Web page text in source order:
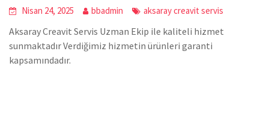
Nisan 24, 2025 bbadmin aksaray creavit servis
Aksaray Creavit Servis Uzman Ekip ile kaliteli hizmet
sunmaktadır Verdiğimiz hizmetin ürünleri garanti
kapsamındadır.